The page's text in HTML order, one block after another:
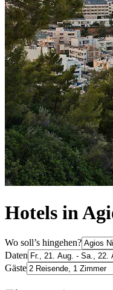
Hotels in
Wo soll’s hingehen?
Daten
Gäste